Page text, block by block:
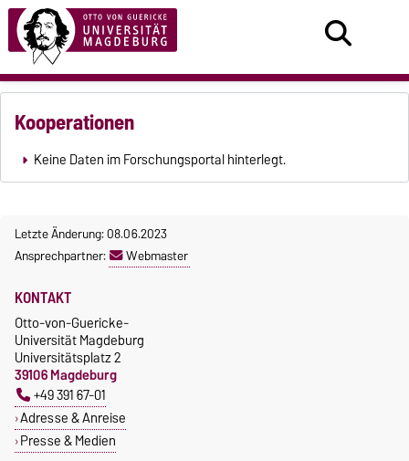
Kooperationen
Keine Daten im Forschungsportal hinterlegt.
Letzte Änderung: 08.06.2023
Ansprechpartner:
Webmaster
KONTAKT
Otto-von-Guericke-
Universität Magdeburg
Universitätsplatz 2
39106 Magdeburg
+49 391 67-01
Adresse & Anreise
Presse & Medien